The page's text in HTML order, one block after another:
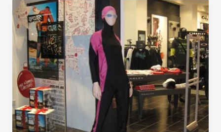
Burqini
or
Burkini…
biquini
a
la
oriente
médio!